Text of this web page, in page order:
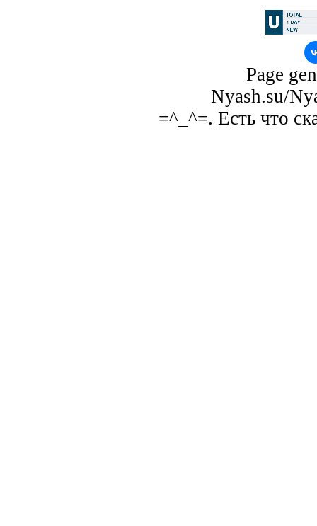
Page
Nyash.su/
=^_^=. Есть что